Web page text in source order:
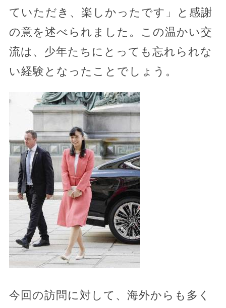
ていただき、楽しかったです」と感謝
の意を述べられました。この温かい交
流は、少年たちにとっても忘れられな
い経験となったことでしょう。
今回の訪問に対して、海外からも多く